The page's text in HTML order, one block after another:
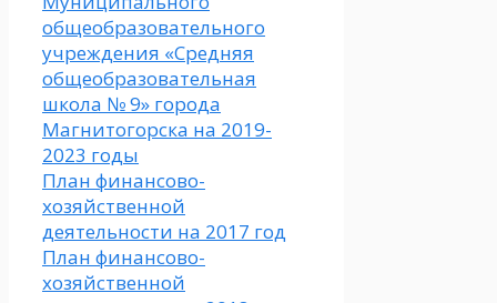
общеобразовательного
учреждения «Средняя
общеобразовательная
школа № 9» города
Магнитогорска на 2019-
2023 годы
План финансово-
хозяйственной
деятельности на 2017 год
План финансово-
хозяйственной